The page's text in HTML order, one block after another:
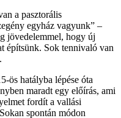
a pasztorális
egyház vagyunk” –
jövedelemmel, hogy új
építsünk. Sok tennivaló van
ös hatályba lépése óta
maradt egy előírás, ami
fordít a vallási
spontán módon